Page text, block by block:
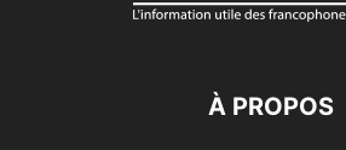
À PROPOS